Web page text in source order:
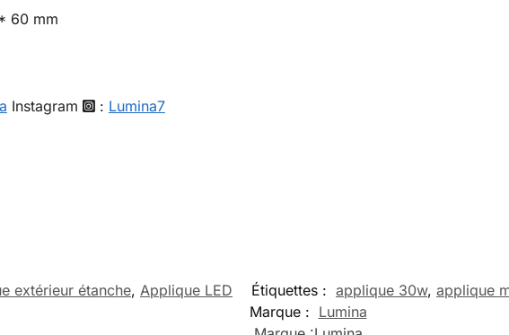
60 mm
Instagram : Lumina7
extérieur étanche, Applique LED Étiquettes : applique 30w, applique
Marque : Lumina